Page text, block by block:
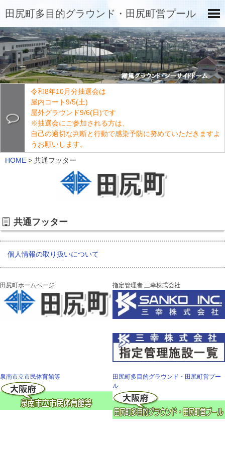
田尻町多目的グラウンド・田尻町営プール
令和8年10月分抽選会は
屋内コート9/5(土)
屋外グラウンド9/6(日)です
※抽選会にご参加される方は、
自己の適切な判断と行動で感染予防に努めていただきますよ
うお願いします。
HOME > 共通フッター
共通フッター
個人情報の取り扱いについて
田尻町ホームページ 指定管理者 三幸株式会社